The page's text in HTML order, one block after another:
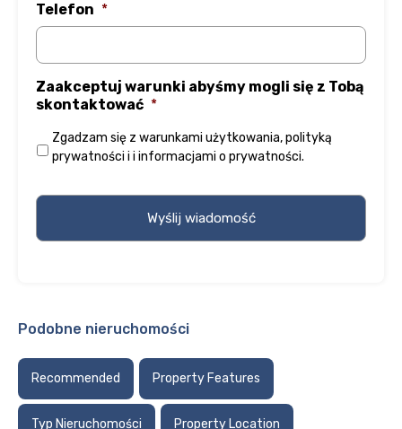
Telefon *
Zaakceptuj warunki abyśmy mogli się z Tobą
skontaktować *
Zgadzam się z warunkami użytkowania,polityką
prywatności i i informacjami o prywatności.
Podobne nieruchomości
Recommended Property Features
Typ Nieruchomości Property Location